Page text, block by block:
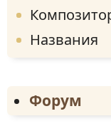
Названия
Форум